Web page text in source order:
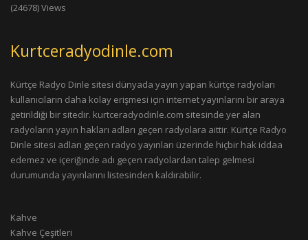
(24678) Views
Kurtceradyodinle.com
Kürtçe Radyo Dinle sitesi dünyada yayın yapan kürtçe radyoları
kullanıcıların daha kolay erişmesi için internet yayınlarını bir araya
getirildiği bir sitedir. kurtceradyodinle.com sitesinde yer alan
radyoların yayın hakları adları geçen radyolara aittir. Kürtçe Radyo
Dinle sitesi adları geçen radyo yayınları üzerinde hiçbir hak iddaa
edemez ve içeriğinde adı geçen radyolardan talep gelmesi
durumunda yayınlarını listesinden kaldırabilir.
Kahve
Kahve Çeşitleri